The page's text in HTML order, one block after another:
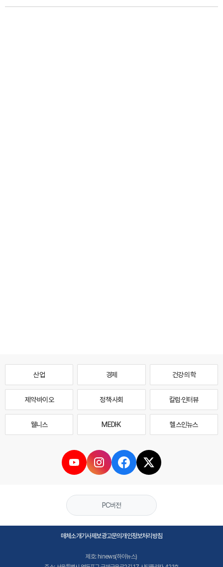
산업 경제 건강·의학
제약·바이오 정책·사회 칼럼·인터뷰
웰니스 MEDI·K 헬스인뉴스
PC버전
매체소개기사제보광고문의개인정보처리방침
제호: hinews(하이뉴스)